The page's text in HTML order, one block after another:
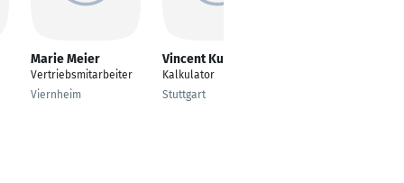
Marie Meier
Vertriebsmitarbeiter
Viernheim
Vincent Kubina
Kalkulator
Stuttgart